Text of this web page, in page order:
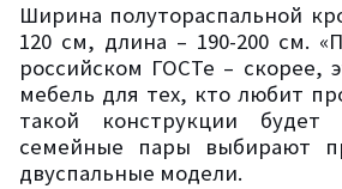
Ширина полутораспальной
120 см, длина – 190-200 см.
российском ГОСТе – скорее,
мебель для тех, кто любит
такой конструкции будет
семейные пары выбирают
двуспальные модели.